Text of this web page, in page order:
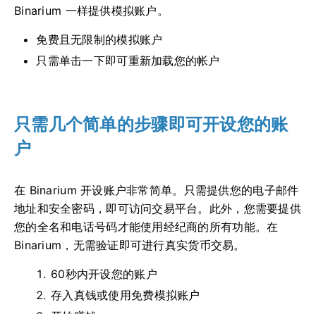
Binarium 一样提供模拟账户。
免费且无限制的模拟账户
只需单击一下即可重新加载您的帐户
只需几个简单的步骤即可开设您的账
户
在 Binarium 开设账户非常简单。只需提供您的电子邮件
地址和安全密码，即可访问交易平台。此外，您需要提供
您的全名和电话号码才能使用经纪商的所有功能。在
Binarium，无需验证即可进行真实货币交易。
60秒内开设您的账户
存入真钱或使用免费模拟账户